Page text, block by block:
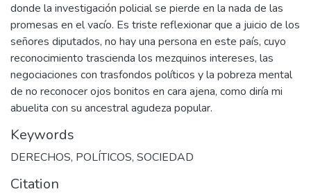
donde la investigación policial se pierde en la nada de las
promesas en el vacío. Es triste reflexionar que a juicio de los
señores diputados, no hay una persona en este país, cuyo
reconocimiento trascienda los mezquinos intereses, las
negociaciones con trasfondos políticos y la pobreza mental
de no reconocer ojos bonitos en cara ajena, como diría mi
abuelita con su ancestral agudeza popular.
Keywords
DERECHOS, POLÍTICOS, SOCIEDAD
Citation